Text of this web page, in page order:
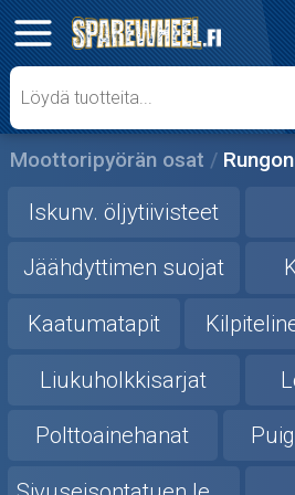
✕
Mopon osat
Skootterin osat
Crossipyörän osat
Moottoripyörän osat
Moottorikelkan osat
Mopoauton osat
Mönkijän osat
Moottoripyörän osat
Iskunv. öljytiivisteet
Jäähdyttimen suojat
Kaatumatapit
Liukuholkkisarjat
Polttoainehanat Puig